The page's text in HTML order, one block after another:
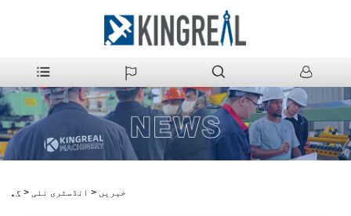
گھر > خبریں > انڈسٹری نئی